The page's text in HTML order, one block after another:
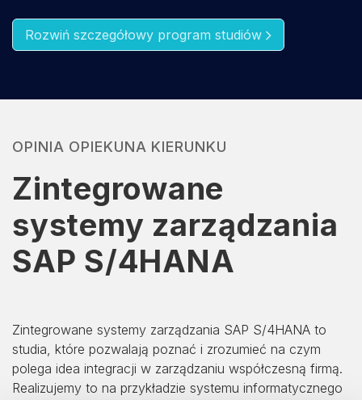
Rozwiń szczegółowy program studiów
OPINIA OPIEKUNA KIERUNKU
Zintegrowane
systemy zarządzania
SAP S/4HANA
Zintegrowane systemy zarządzania SAP S/4HANA to
studia, które pozwalają poznać i zrozumieć na czym
polega idea integracji w zarządzaniu współczesną firmą.
Realizujemy to na przykładzie systemu informatycznego